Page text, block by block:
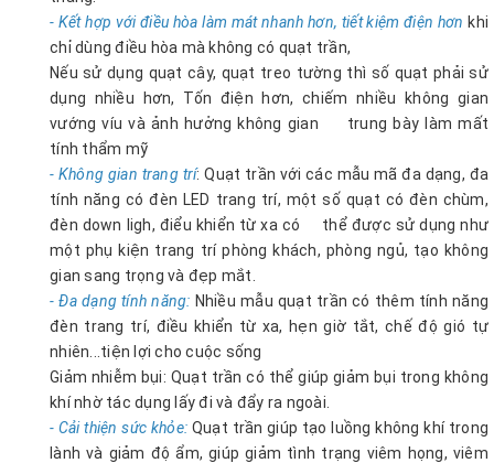
- Kết hợp với điều hòa làm mát nhanh hơn, tiết kiệm điện hơn khi
chỉ dùng điều hòa mà không có quạt trần,
Nếu sử dụng quạt cây, quạt treo tường thì số quạt phải sử
dụng nhiều hơn, Tốn điện hơn, chiếm nhiều không gian
vướng víu và ảnh hưởng không gian trung bày làm mất
tính thẩm mỹ
- Không gian trang trí: Quạt trần với các mẫu mã đa dạng, đa
tính năng có đèn LED trang trí, một số quạt có đèn chùm,
đèn down ligh, điểu khiển từ xa có thể được sử dụng như
một phụ kiện trang trí phòng khách, phòng ngủ, tạo không
gian sang trọng và đẹp mắt.
- Đa dạng tính năng: Nhiều mẫu quạt trần có thêm tính năng
đèn trang trí, điều khiển từ xa, hẹn giờ tắt, chế độ gió tự
nhiên...tiện lợi cho cuộc sống
Giảm nhiễm bụi: Quạt trần có thể giúp giảm bụi trong không
khí nhờ tác dụng lấy đi và đẩy ra ngoài.
- Cải thiện sức khỏe: Quạt trần giúp tạo luồng không khí trong
lành và giảm độ ẩm, giúp giảm tình trạng viêm họng, viêm